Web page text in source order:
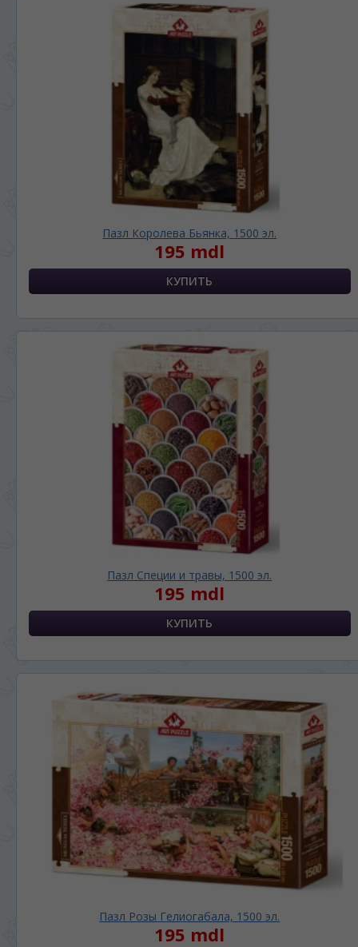
Пазл Королева Бьянка, 1500 эл.
195 mdl
Пазл Специи и травы, 1500 эл.
195 mdl
Пазл Розы Гелиогабала, 1500 эл.
195 mdl